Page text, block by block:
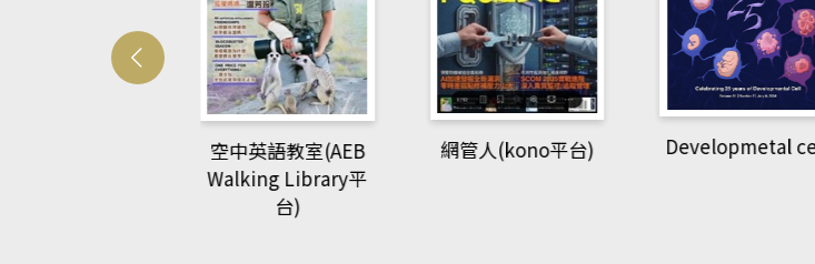
網管人(kono平台) Developmetal cell
Pattern